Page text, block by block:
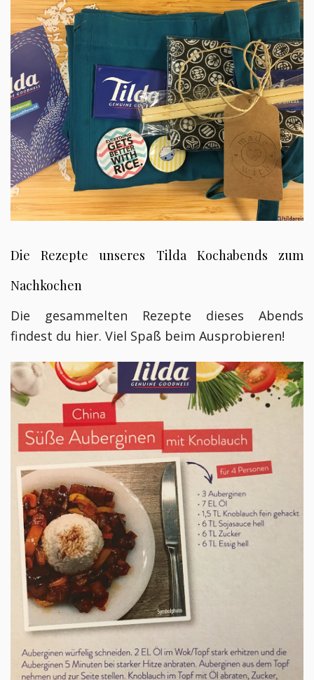
Die Rezepte unseres Tilda Kochabends zum
Nachkochen
Die gesammelten Rezepte dieses Abends
findest du hier. Viel Spaß beim Ausprobieren!